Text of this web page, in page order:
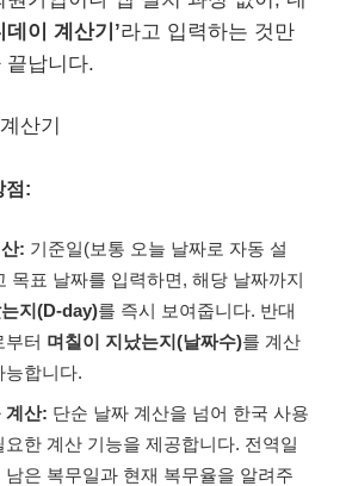
데이 계산기’라고 입력하는 것만
끝납니다.
점:
: 기준일(보통 오늘 날짜로 자동 설
목표 날짜를 입력하면, 해당 날짜까지
지(D-day)를 즉시 보여줍니다. 반대
부터 며칠이 지났는지(날짜수)를 계산
능합니다.
계산: 단순 날짜 계산을 넘어 한국 사용
요한 계산 기능을 제공합니다. 전역일
남은 복무일과 현재 복무율을 알려주